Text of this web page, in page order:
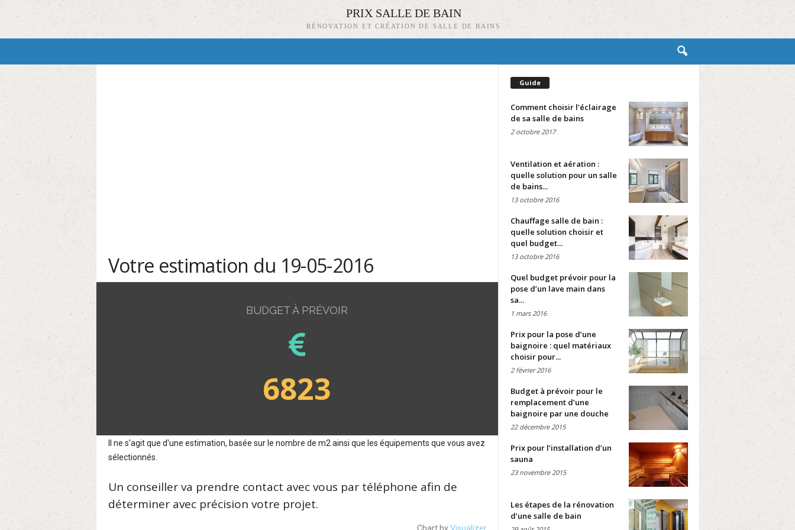
PRIX SALLE DE BAIN
RÉNOVATION ET CRÉATION DE SALLE DE BAINS
Votre estimation du 19-05-2016
BUDGET À PRÉVOIR
6823
Il ne s'agit que d'une estimation, basée sur le nombre de m2 ainsi que les équipements que vous avez
sélectionnés.
Un conseiller va prendre contact avec vous par téléphone afin de
déterminer avec précision votre projet.
Chart byVisualizer
Guide
Comment choisir l’éclairage
de sa salle de bains
2 octobre 2017
Ventilation et aération :
quelle solution pour un salle
de bains...
13 octobre 2016
Chauffage salle de bain :
quelle solution choisir et
quel budget...
13 octobre 2016
Quel budget prévoir pour la
pose d’un lave main dans
sa...
1 mars 2016
Prix pour la pose d’une
baignoire : quel matériaux
choisir pour...
2 février 2016
Budget à prévoir pour le
remplacement d’une
baignoire par une douche
22 décembre 2015
Prix pour l’installation d’un
sauna
23 novembre 2015
Les étapes de la rénovation
d’une salle de bain